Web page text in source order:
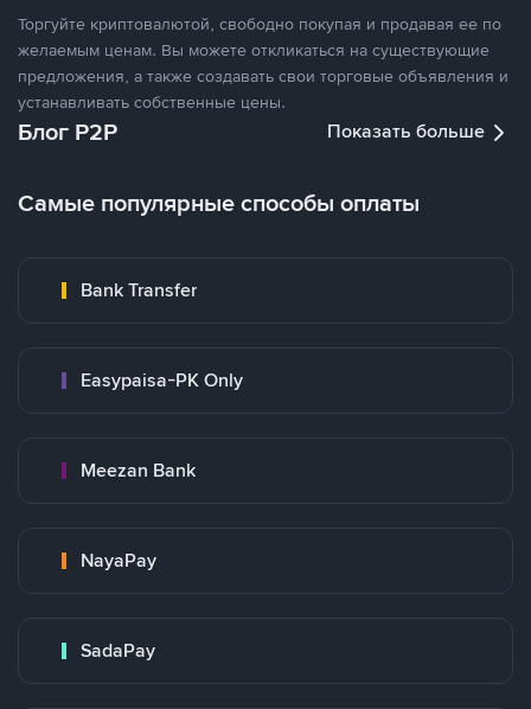
Торгуйте криптовалютой, свободно покупая и продавая ее по
желаемым ценам. Вы можете откликаться на существующие
предложения, а также создавать свои торговые объявления и
устанавливать собственные цены.
Блог P2P Показать больше
Самые популярные способы оплаты
Bank Transfer
Easypaisa-PK Only
Meezan Bank
NayaPay
SadaPay